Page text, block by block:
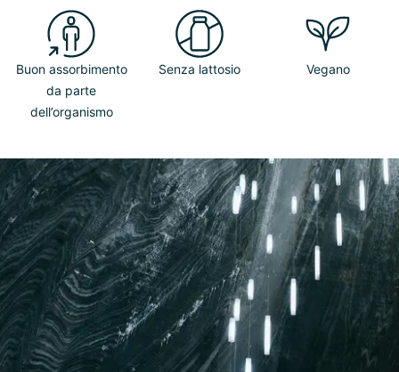
Buon assorbimento
da parte
dell’organismo
Senza lattosio Vegano